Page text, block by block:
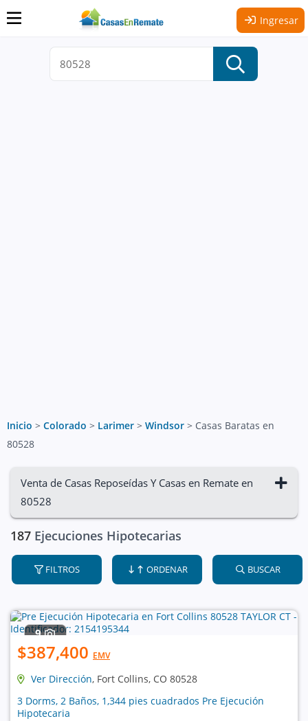
Ingresar
Inicio > Colorado > Larimer > Windsor > Casas Baratas en
80528
Venta de Casas Reposeídas Y Casas en Remate en
80528
187 Ejecuciones Hipotecarias
FILTROS ORDENAR BUSCAR
9
$387,400 EMV
Ver Dirección, Fort Collins, CO 80528
3 Dorms, 2 Baños, 1,344 pies cuadrados Pre Ejecución
Hipotecaria